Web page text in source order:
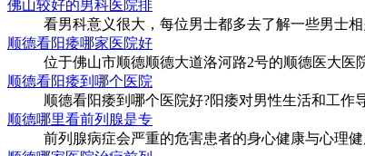
佛山较好的男科医院排
看男科意义很大，每位男士都多去了解一些男士
顺德看阳痿哪家医院好
位于佛山市顺德顺德大道洛河路2号的顺德医大医
顺德看阳痿到哪个医院
顺德看阳痿到哪个医院好?阳痿对男性生活和工作
顺德哪里看前列腺是专
前列腺病症会严重的危害患者的身心健康与心理